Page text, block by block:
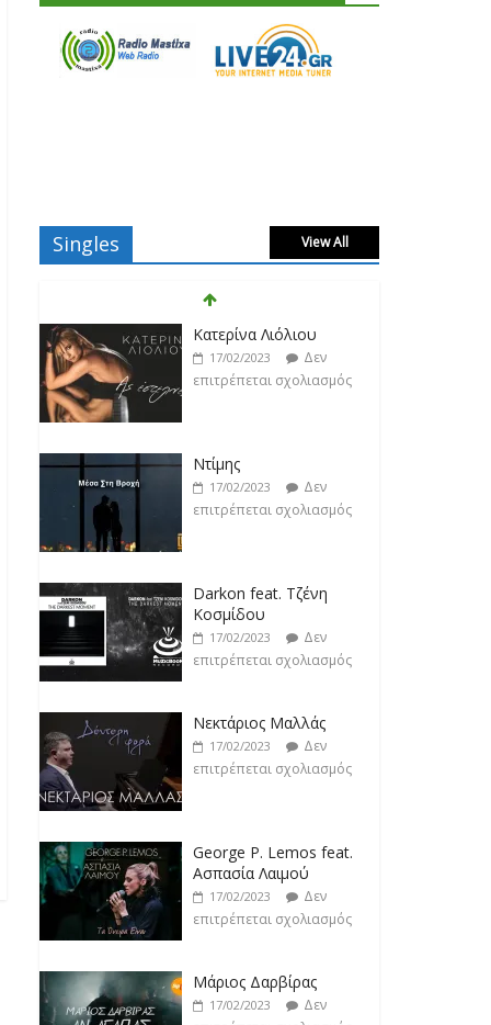
Singles View All
Κατερίνα Λιόλιου
17/02/2023
Δεν
επιτρέπεται σχολιασμός
Ντίμης
17/02/2023
Δεν
επιτρέπεται σχολιασμός
Darkon feat. Τζένη
Κοσμίδου
17/02/2023
Δεν
επιτρέπεται σχολιασμός
Νεκτάριος Μαλλάς
17/02/2023
Δεν
επιτρέπεται σχολιασμός
George P. Lemos feat.
Ασπασία Λαιμού
17/02/2023
Δεν
επιτρέπεται σχολιασμός
Μάριος Δαρβίρας
17/02/2023
Δεν